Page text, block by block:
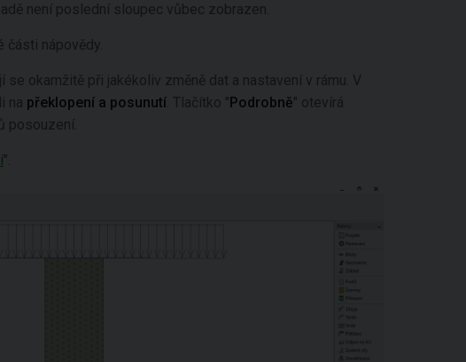
není poslední sloupec vůbec zobrazen.
části nápovědy.
okamžitě při jakékoliv změně dat a nastavení v rámu. V
na překlopení a posunutí . Tlačítko "Podrobně" otevírá
posouzení.
".